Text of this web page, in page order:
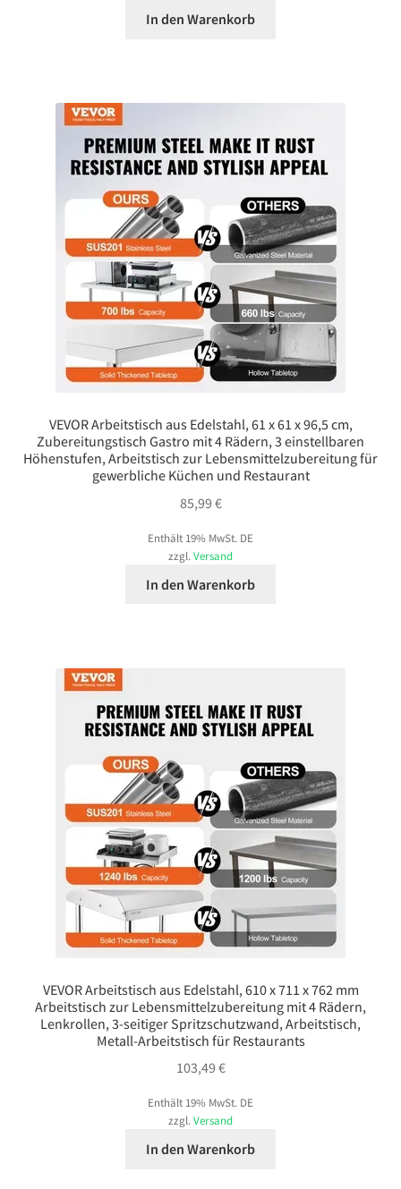
In den Warenkorb
VEVOR Arbeitstisch aus Edelstahl, 61 x 61 x 96,5 cm,
Zubereitungstisch Gastro mit 4 Rädern, 3 einstellbaren
Höhenstufen, Arbeitstisch zur Lebensmittelzubereitung für
gewerbliche Küchen und Restaurant
85,99 €
Enthält 19% MwSt. DE
zzgl. Versand
In den Warenkorb
VEVOR Arbeitstisch aus Edelstahl, 610 x 711 x 762 mm
Arbeitstisch zur Lebensmittelzubereitung mit 4 Rädern,
Lenkrollen, 3-seitiger Spritzschutzwand, Arbeitstisch,
Metall-Arbeitstisch für Restaurants
103,49 €
Enthält 19% MwSt. DE
zzgl.Versand
In den Warenkorb